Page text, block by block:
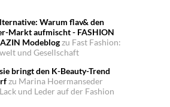
Warum flav& den
Markt aufmischt - FASHION
Modeblogzu Fast Fashion:
und Gesellschaft
bringt den K-Beauty-Trend
zu Marina Hoermanseder
und Leder auf der Fashion